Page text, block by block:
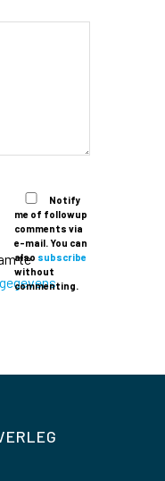
Notify
me of followup
comments via
e-mail. You can
also subscribe
without
commenting.
te